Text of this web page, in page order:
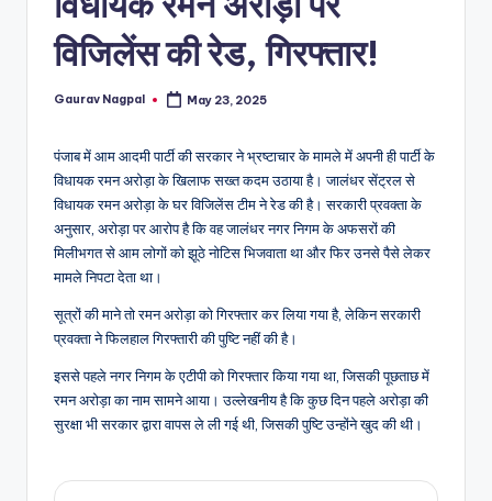
m
विजिलेंस की रेड, गिरफ्तार!
Posted
Gaurav Nagpal May 23, 2025
पंजाब में आम आदमी पार्टी की सरकार ने भ्रष्टाचार के मामले में अपनी ही पार्टी के
विधायक रमन अरोड़ा के खिलाफ सख्त कदम उठाया है। जालंधर सेंट्रल से
विधायक रमन अरोड़ा के घर विजिलेंस टीम ने रेड की है। सरकारी प्रवक्ता के
अनुसार, अरोड़ा पर आरोप है कि वह जालंधर नगर निगम के अफसरों की
मिलीभगत से आम लोगों को झूठे नोटिस भिजवाता था और फिर उनसे पैसे लेकर
मामले निपटा देता था।
सूत्रों की माने तो रमन अरोड़ा को गिरफ्तार कर लिया गया है, लेकिन सरकारी
प्रवक्ता ने फिलहाल गिरफ्तारी की पुष्टि नहीं की है।
इससे पहले नगर निगम के एटीपी को गिरफ्तार किया गया था, जिसकी पूछताछ में
रमन अरोड़ा का नाम सामने आया। उल्लेखनीय है कि कुछ दिन पहले अरोड़ा की
सुरक्षा भी सरकार द्वारा वापस ले ली गई थी, जिसकी पुष्टि उन्होंने खुद की थी।